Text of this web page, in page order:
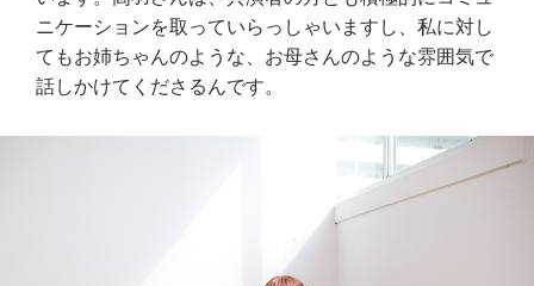
ニケーションを取っていらっしゃいますし、私に対し
てもお姉ちゃんのような、お母さんのような雰囲気で
話しかけてくださるんです。